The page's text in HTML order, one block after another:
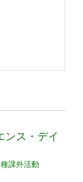
ンス・デイ
課外活動